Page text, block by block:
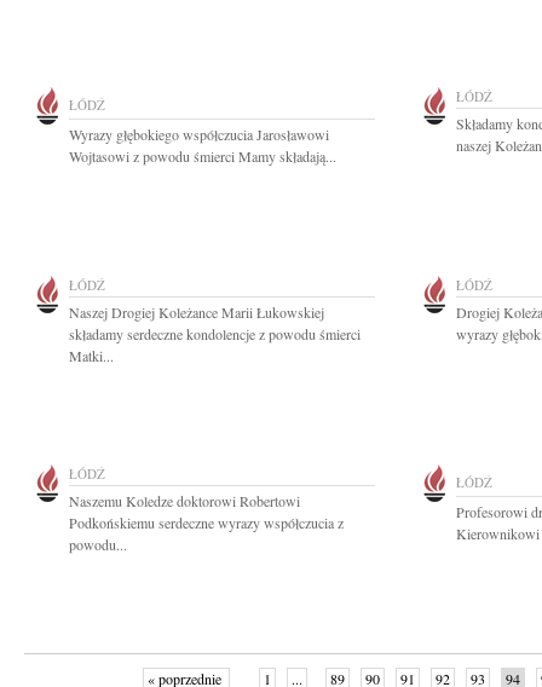
ŁÓDŹ
Wyrazy głębokiego współczucia Jarosławowi
Wojtasowi z powodu śmierci Mamy składają...
ŁÓDŹ
Składamy
naszej
ŁÓDŹ
Naszej Drogiej Koleżance Marii Łukowskiej
składamy serdeczne kondolencje z powodu śmierci
Matki...
ŁÓDŹ
Drogiej
wyrazy
ŁÓDŹ
Naszemu Koledze doktorowi Robertowi
Podkońskiemu serdeczne wyrazy współczucia z
powodu...
ŁÓDŹ
Profesorowi
Kierownikowi
« poprzednie 1 ... 89 90 91 92 93 94